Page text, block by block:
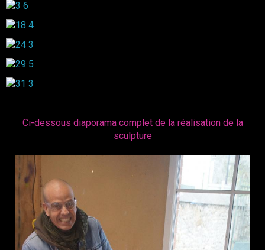
Ci-dessous diaporama complet de la réalisation de la
sculpture